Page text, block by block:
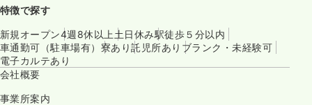
特徴で探す
新規オープン4週8休以上 土日休み駅徒歩５分以内
車通勤可（駐車場有） 寮あり託児所あり ブランク・未経験可
電子カルテあり
会社概要
事業所案内